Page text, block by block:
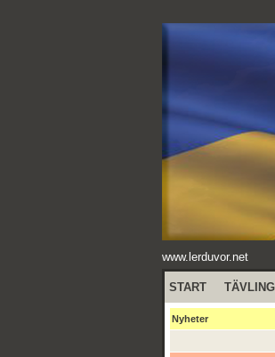
www.lerduvor.net
START
Nyheter